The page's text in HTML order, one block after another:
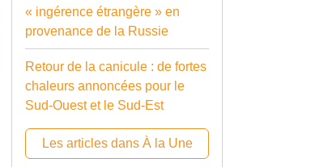
« ingérence étrangère » en
provenance de la Russie
Retour de la canicule : de fortes
chaleurs annoncées pour le
Sud-Ouest et le Sud-Est
Les articles dans À la Une